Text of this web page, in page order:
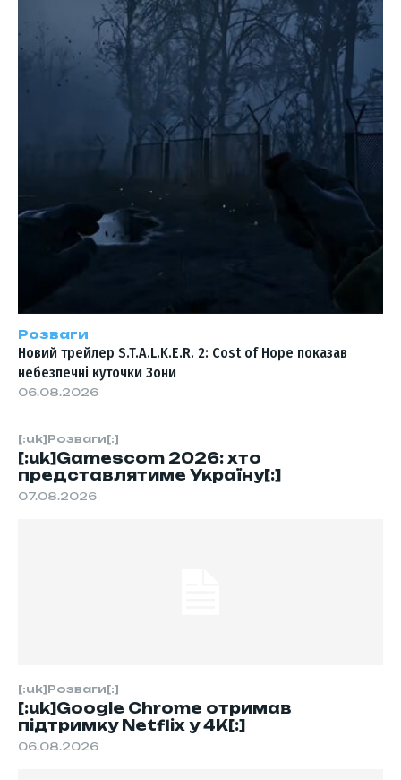
[:uk]Розваги[:]
[:uk]Gamescom 2026: хто
представлятиме Україну[:]
07.08.2026
[:uk]Розваги[:]
[:uk]Google Chrome отримав
підтримку Netflix у 4K[:]
06.08.2026
Розваги
Новий трейлер S.T.A.L.K.E.R. 2: Cost of Hope показав
небезпечні куточки Зони
06.08.2026